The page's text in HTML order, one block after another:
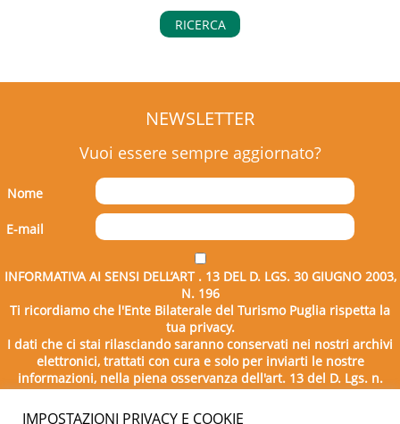
RICERCA
NEWSLETTER
Vuoi essere sempre aggiornato?
Nome
E-mail
INFORMATIVA AI SENSI DELL’ART . 13 DEL D. LGS. 30 GIUGNO 2003,
N. 196
Ti ricordiamo che l'Ente Bilaterale del Turismo Puglia rispetta la
tua privacy.
I dati che ci stai rilasciando saranno conservati nei nostri archivi
elettronici, trattati con cura e solo per inviarti le nostre
informazioni, nella piena osservanza dell'art. 13 del D. Lgs. n.
196/2003.
IMPOSTAZIONI PRIVACY E COOKIE